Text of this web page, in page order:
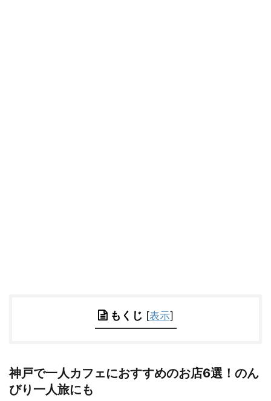
もくじ [表示]
神戸で一人カフェにおすすめのお店6選！のん
びり一人旅にも